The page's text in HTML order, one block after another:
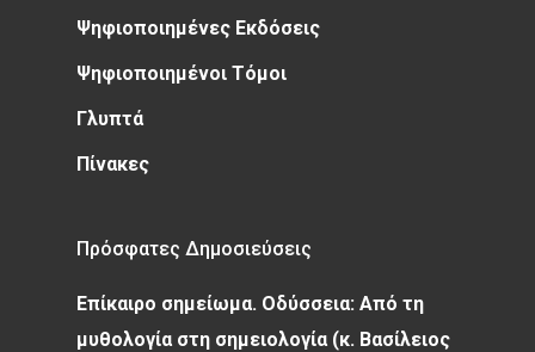
Ψηφιοποιημένες Εκδόσεις
Ψηφιοποιημένοι Τόμοι
Γλυπτά
Πίνακες
Πρόσφατες Δημοσιεύσεις
Επίκαιρο σημείωμα. Οδύσσεια: Από τη
μυθολογία στη σημειολογία (κ. Βασίλειος